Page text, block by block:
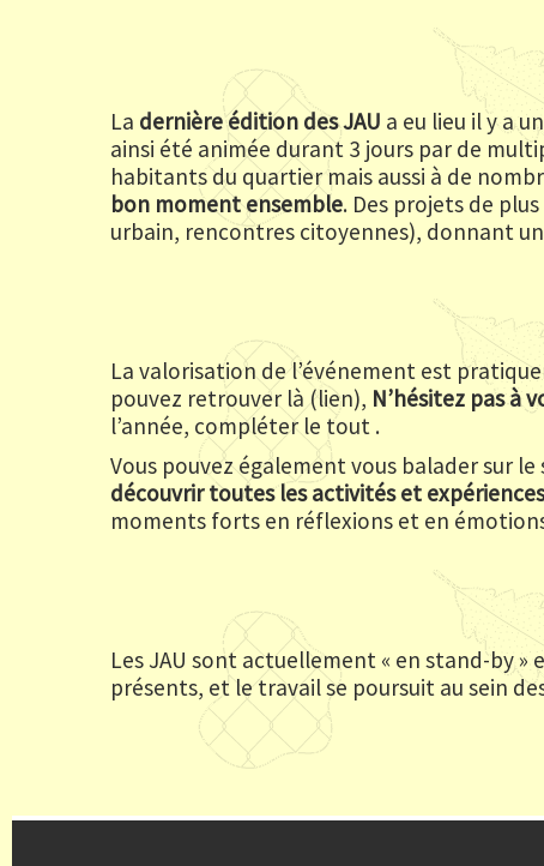
La dernière édition des JAU a eu lieu il y a
ainsi été animée durant 3 jours par de
habitants du quartier mais aussi à de
bon moment ensemble. Des projets de
urbain, rencontres citoyennes), donnant
La valorisation de l’événement est
pouvez retrouver là (lien), N’hésitez pas à
l’année, compléter le tout .
Vous pouvez également vous balader sur
découvrir toutes les activités et
moments forts en réflexions et en
Les JAU sont actuellement « en stand-by »
présents, et le travail se poursuit au sein